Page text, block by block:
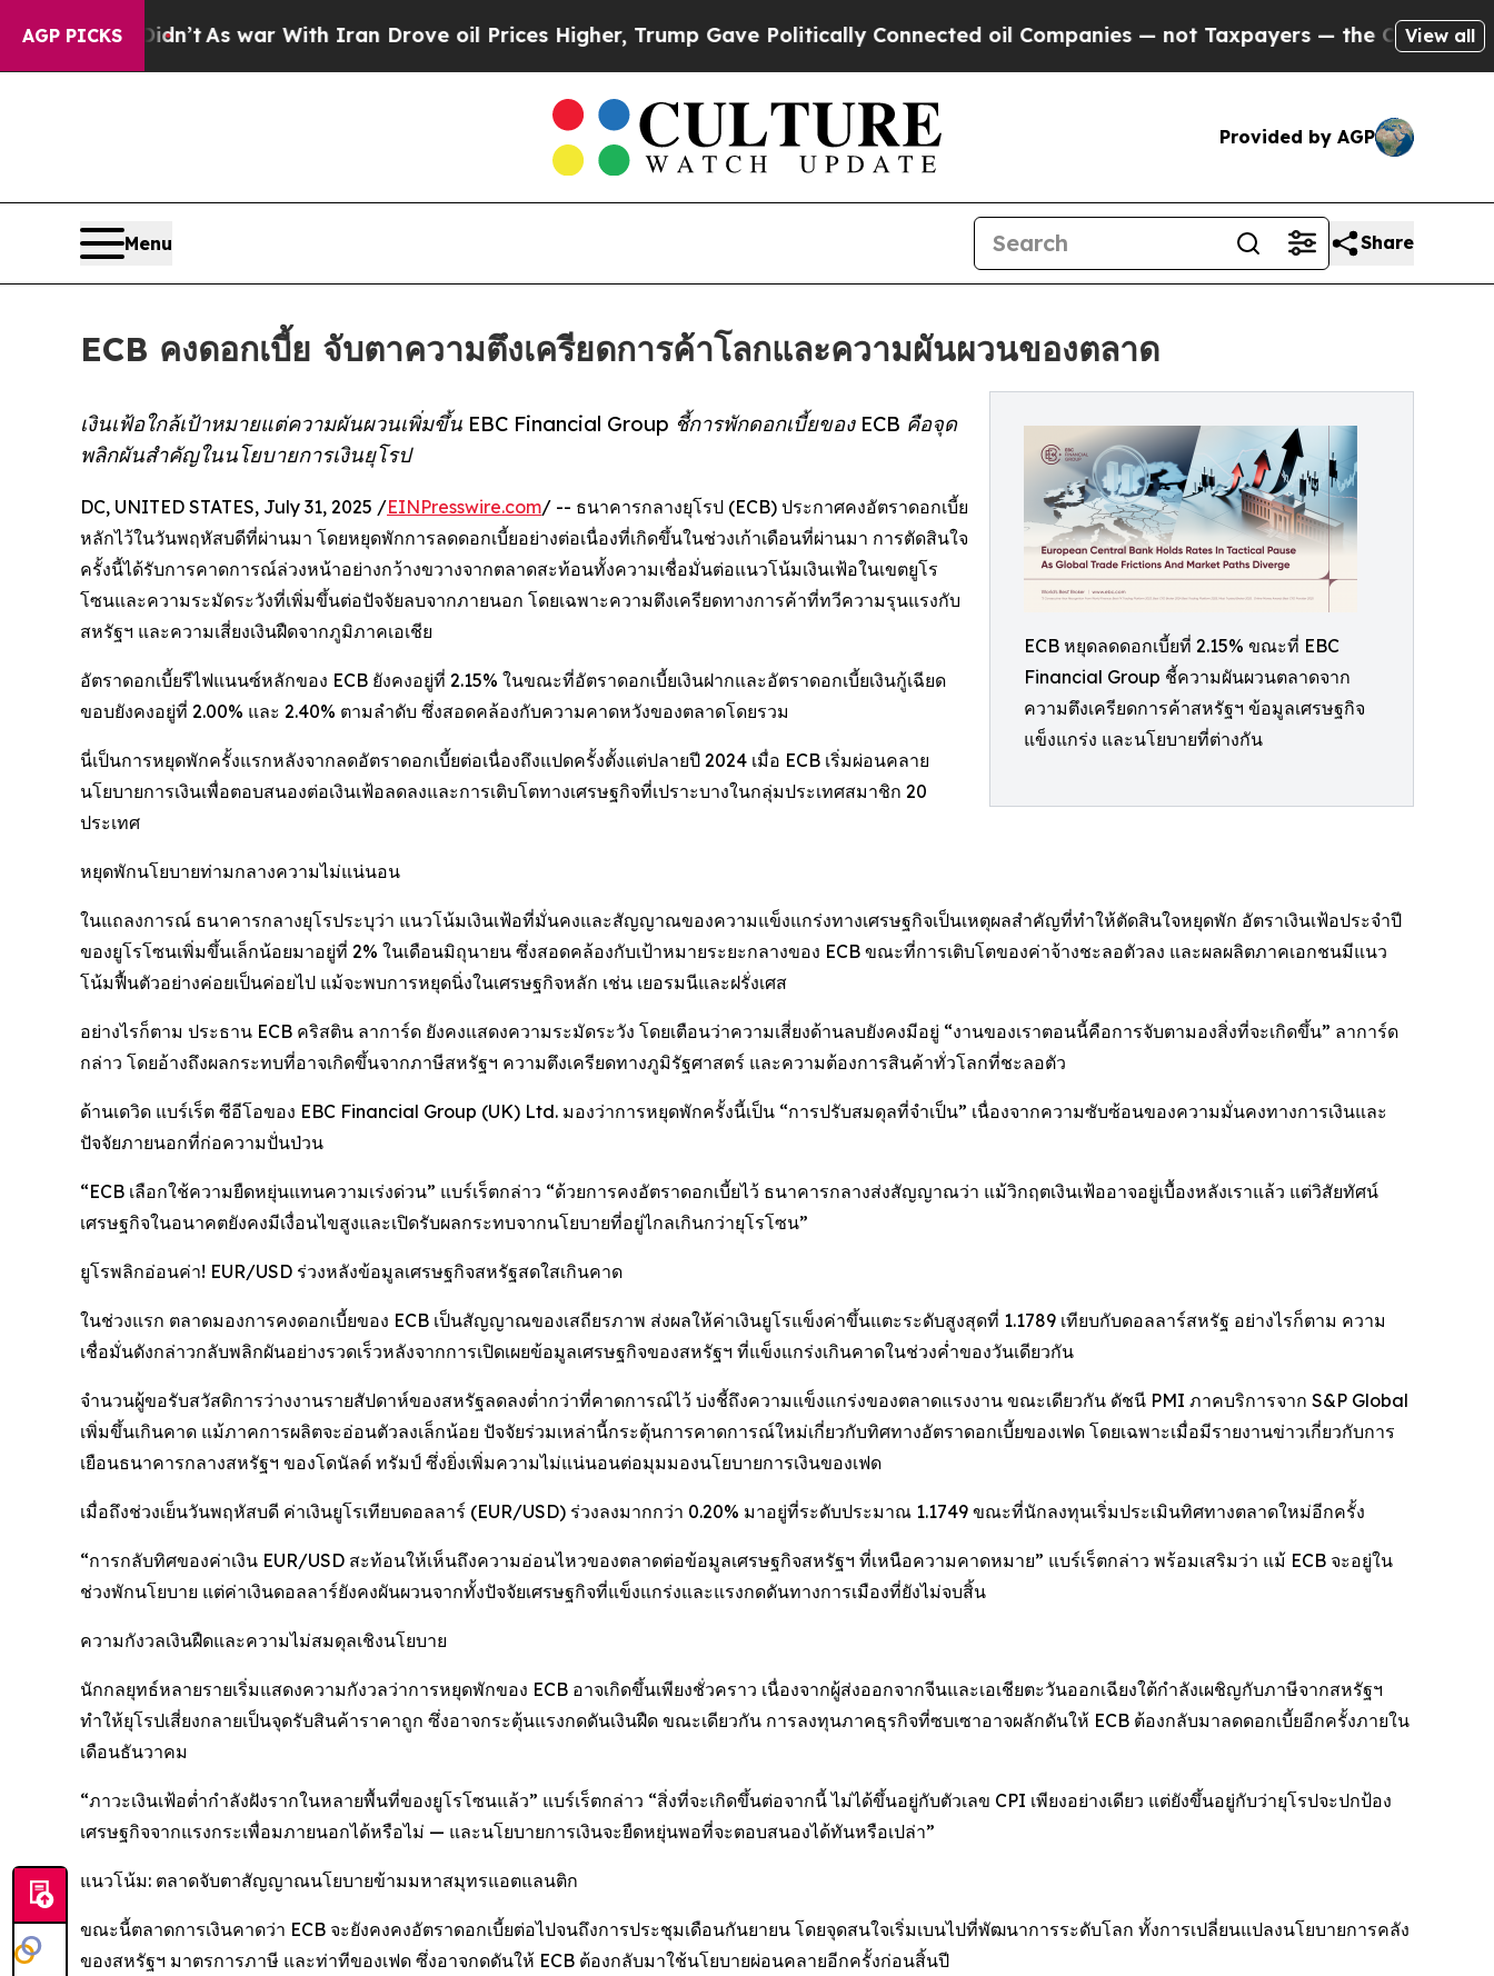
AGP PICKS
Didn’t As war With Iran Drove oil Prices Higher, Trump Gave Politically Connected oil Companies — not Taxpayers — the Chance to Cash in on
View all
Provided by AGP
Menu Share
ECB คงดอกเบี้ย จับตาความตึงเครียดการค้าโลกและความผันผวนของตลาด
ECB หยุดลดดอกเบี้ยที่ 2.15% ขณะที่ EBC
Financial Group ชี้ความผันผวนตลาดจาก
ความตึงเครียดการค้าสหรัฐฯ ข้อมูลเศรษฐกิจ
แข็งแกร่ง และนโยบายที่ต่างกัน
เงินเฟ้อใกล้เป้าหมายแต่ความผันผวนเพิ่มขึ้น EBC Financial Group ชี้การพักดอกเบี้ยของ ECB คือจุด
พลิกผันสำคัญในนโยบายการเงินยุโรป
DC, UNITED STATES, July 31, 2025 /EINPresswire.com/ -- ธนาคารกลางยุโรป (ECB) ประกาศคงอัตราดอกเบี้ย
หลักไว้ในวันพฤหัสบดีที่ผ่านมา โดยหยุดพักการลดดอกเบี้ยอย่างต่อเนื่องที่เกิดขึ้นในช่วงเก้าเดือนที่ผ่านมา การตัดสินใจ
ครั้งนี้ได้รับการคาดการณ์ล่วงหน้าอย่างกว้างขวางจากตลาดสะท้อนทั้งความเชื่อมั่นต่อแนวโน้มเงินเฟ้อในเขตยูโร
โซนและความระมัดระวังที่เพิ่มขึ้นต่อปัจจัยลบจากภายนอก โดยเฉพาะความตึงเครียดทางการค้าที่ทวีความรุนแรงกับ
สหรัฐฯ และความเสี่ยงเงินฝืดจากภูมิภาคเอเชีย
อัตราดอกเบี้ยรีไฟแนนซ์หลักของ ECB ยังคงอยู่ที่ 2.15% ในขณะที่อัตราดอกเบี้ยเงินฝากและอัตราดอกเบี้ยเงินกู้เฉียด
ขอบยังคงอยู่ที่ 2.00% และ 2.40% ตามลำดับ ซึ่งสอดคล้องกับความคาดหวังของตลาดโดยรวม
นี่เป็นการหยุดพักครั้งแรกหลังจากลดอัตราดอกเบี้ยต่อเนื่องถึงแปดครั้งตั้งแต่ปลายปี 2024 เมื่อ ECB เริ่มผ่อนคลาย
นโยบายการเงินเพื่อตอบสนองต่อเงินเฟ้อลดลงและการเติบโตทางเศรษฐกิจที่เปราะบางในกลุ่มประเทศสมาชิก 20
ประเทศ
หยุดพักนโยบายท่ามกลางความไม่แน่นอน
ในแถลงการณ์ ธนาคารกลางยุโรประบุว่า แนวโน้มเงินเฟ้อที่มั่นคงและสัญญาณของความแข็งแกร่งทางเศรษฐกิจเป็นเหตุผลสำคัญที่ทำให้ตัดสินใจหยุดพัก อัตราเงินเฟ้อประจำปี
ของยูโรโซนเพิ่มขึ้นเล็กน้อยมาอยู่ที่ 2% ในเดือนมิถุนายน ซึ่งสอดคล้องกับเป้าหมายระยะกลางของ ECB ขณะที่การเติบโตของค่าจ้างชะลอตัวลง และผลผลิตภาคเอกชนมีแนว
โน้มฟื้นตัวอย่างค่อยเป็นค่อยไป แม้จะพบการหยุดนิ่งในเศรษฐกิจหลัก เช่น เยอรมนีและฝรั่งเศส
อย่างไรก็ตาม ประธาน ECB คริสติน ลาการ์ด ยังคงแสดงความระมัดระวัง โดยเตือนว่าความเสี่ยงด้านลบยังคงมีอยู่ “งานของเราตอนนี้คือการจับตามองสิ่งที่จะเกิดขึ้น” ลาการ์ด
กล่าว โดยอ้างถึงผลกระทบที่อาจเกิดขึ้นจากภาษีสหรัฐฯ ความตึงเครียดทางภูมิรัฐศาสตร์ และความต้องการสินค้าทั่วโลกที่ชะลอตัว
ด้านเดวิด แบร์เร็ต ซีอีโอของ EBC Financial Group (UK) Ltd. มองว่าการหยุดพักครั้งนี้เป็น “การปรับสมดุลที่จำเป็น” เนื่องจากความซับซ้อนของความมั่นคงทางการเงินและ
ปัจจัยภายนอกที่ก่อความปั่นป่วน
“ECB เลือกใช้ความยืดหยุ่นแทนความเร่งด่วน” แบร์เร็ตกล่าว “ด้วยการคงอัตราดอกเบี้ยไว้ ธนาคารกลางส่งสัญญาณว่า แม้วิกฤตเงินเฟ้ออาจอยู่เบื้องหลังเราแล้ว แต่วิสัยทัศน์
เศรษฐกิจในอนาคตยังคงมีเงื่อนไขสูงและเปิดรับผลกระทบจากนโยบายที่อยู่ไกลเกินกว่ายุโรโซน”
ยูโรพลิกอ่อนค่า! EUR/USD ร่วงหลังข้อมูลเศรษฐกิจสหรัฐสดใสเกินคาด
ในช่วงแรก ตลาดมองการคงดอกเบี้ยของ ECB เป็นสัญญาณของเสถียรภาพ ส่งผลให้ค่าเงินยูโรแข็งค่าขึ้นแตะระดับสูงสุดที่ 1.1789 เทียบกับดอลลาร์สหรัฐ อย่างไรก็ตาม ความ
เชื่อมั่นดังกล่าวกลับพลิกผันอย่างรวดเร็วหลังจากการเปิดเผยข้อมูลเศรษฐกิจของสหรัฐฯ ที่แข็งแกร่งเกินคาดในช่วงค่ำของวันเดียวกัน
จำนวนผู้ขอรับสวัสดิการว่างงานรายสัปดาห์ของสหรัฐลดลงต่ำกว่าที่คาดการณ์ไว้ บ่งชี้ถึงความแข็งแกร่งของตลาดแรงงาน ขณะเดียวกัน ดัชนี PMI ภาคบริการจาก S&P Global
เพิ่มขึ้นเกินคาด แม้ภาคการผลิตจะอ่อนตัวลงเล็กน้อย ปัจจัยร่วมเหล่านี้กระตุ้นการคาดการณ์ใหม่เกี่ยวกับทิศทางอัตราดอกเบี้ยของเฟด โดยเฉพาะเมื่อมีรายงานข่าวเกี่ยวกับการ
เยือนธนาคารกลางสหรัฐฯ ของโดนัลด์ ทรัมป์ ซึ่งยิ่งเพิ่มความไม่แน่นอนต่อมุมมองนโยบายการเงินของเฟด
เมื่อถึงช่วงเย็นวันพฤหัสบดี ค่าเงินยูโรเทียบดอลลาร์ (EUR/USD) ร่วงลงมากกว่า 0.20% มาอยู่ที่ระดับประมาณ 1.1749 ขณะที่นักลงทุนเริ่มประเมินทิศทางตลาดใหม่อีกครั้ง
“การกลับทิศของค่าเงิน EUR/USD สะท้อนให้เห็นถึงความอ่อนไหวของตลาดต่อข้อมูลเศรษฐกิจสหรัฐฯ ที่เหนือความคาดหมาย” แบร์เร็ตกล่าว พร้อมเสริมว่า แม้ ECB จะอยู่ใน
ช่วงพักนโยบาย แต่ค่าเงินดอลลาร์ยังคงผันผวนจากทั้งปัจจัยเศรษฐกิจที่แข็งแกร่งและแรงกดดันทางการเมืองที่ยังไม่จบสิ้น
ความกังวลเงินฝืดและความไม่สมดุลเชิงนโยบาย
นักกลยุทธ์หลายรายเริ่มแสดงความกังวลว่าการหยุดพักของ ECB อาจเกิดขึ้นเพียงชั่วคราว เนื่องจากผู้ส่งออกจากจีนและเอเชียตะวันออกเฉียงใต้กำลังเผชิญกับภาษีจากสหรัฐฯ
ทำให้ยุโรปเสี่ยงกลายเป็นจุดรับสินค้าราคาถูก ซึ่งอาจกระตุ้นแรงกดดันเงินฝืด ขณะเดียวกัน การลงทุนภาคธุรกิจที่ซบเซาอาจผลักดันให้ ECB ต้องกลับมาลดดอกเบี้ยอีกครั้งภายใน
เดือนธันวาคม
“ภาวะเงินเฟ้อต่ำกำลังฝังรากในหลายพื้นที่ของยูโรโซนแล้ว” แบร์เร็ตกล่าว “สิ่งที่จะเกิดขึ้นต่อจากนี้ ไม่ได้ขึ้นอยู่กับตัวเลข CPI เพียงอย่างเดียว แต่ยังขึ้นอยู่กับว่ายุโรปจะปกป้อง
เศรษฐกิจจากแรงกระเพื่อมภายนอกได้หรือไม่ — และนโยบายการเงินจะยืดหยุ่นพอที่จะตอบสนองได้ทันหรือเปล่า”
แนวโน้ม: ตลาดจับตาสัญญาณนโยบายข้ามมหาสมุทรแอตแลนติก
ขณะนี้ตลาดการเงินคาดว่า ECB จะยังคงคงอัตราดอกเบี้ยต่อไปจนถึงการประชุมเดือนกันยายน โดยจุดสนใจเริ่มเบนไปที่พัฒนาการระดับโลก ทั้งการเปลี่ยนแปลงนโยบายการคลัง
ของสหรัฐฯ มาตรการภาษี และท่าทีของเฟด ซึ่งอาจกดดันให้ ECB ต้องกลับมาใช้นโยบายผ่อนคลายอีกครั้งก่อนสิ้นปี